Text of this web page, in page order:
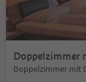
Doppelzimmer
Doppelzimmer mit